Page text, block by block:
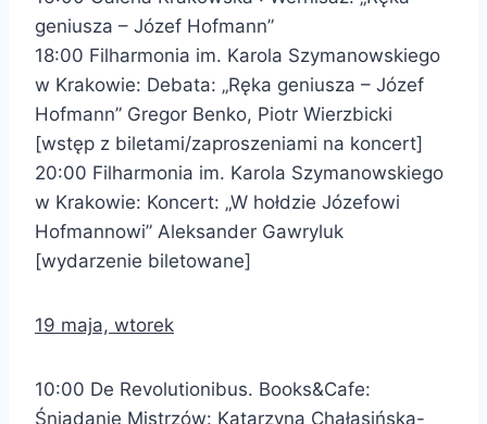
geniusza – Józef Hofmann”
18:00 Filharmonia im. Karola Szymanowskiego
w Krakowie: Debata: „Ręka geniusza – Józef
Hofmann” Gregor Benko, Piotr Wierzbicki
[wstęp z biletami/zaproszeniami na koncert]
20:00 Filharmonia im. Karola Szymanowskiego
w Krakowie: Koncert: „W hołdzie Józefowi
Hofmannowi” Aleksander Gawryluk
[wydarzenie biletowane]
19 maja, wtorek
10:00 De Revolutionibus. Books&Cafe:
Śniadanie Mistrzów: Katarzyna Chałasińska-